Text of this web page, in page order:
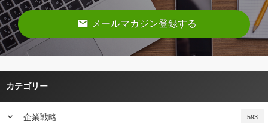
email メールマガジン登録する
カテゴリー
keyboard_arrow_down 企業戦略 593